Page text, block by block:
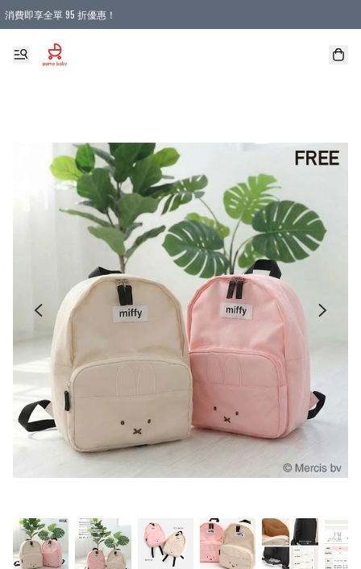
消費即享全單 95 折優惠！
購物滿 HKD 900.00即享免運費優惠！（適用於 本地送貨、本地取貨 )